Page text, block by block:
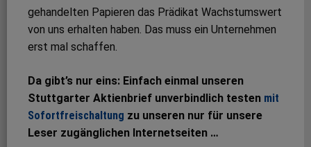
gehandelten Papieren das Prädikat Wachstumswert
von uns erhalten haben. Das muss ein Unternehmen
erst mal schaffen.
Da gibt’s nur eins: Einfach einmal unseren
Stuttgarter Aktienbrief unverbindlich testen mit
Sofortfreischaltung zu unseren nur für unsere
Leser zugänglichen Internetseiten …